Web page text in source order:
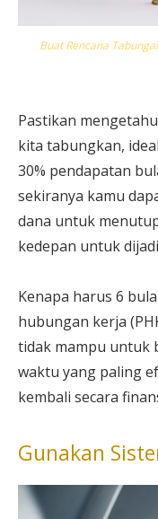
Buat Rencana
Pastikan
kita tabungkan,
30% pendapatan
sekiranya kamu
dana untuk
kedepan untuk
Kenapa harus 6
hubungan kerja
tidak mampu untuk
waktu yang paling
kembali secara
Gunakan